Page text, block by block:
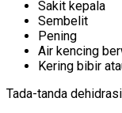
Sakit kepala
Sembelit
Pening
Air kencing
Kering bibir
Tada-tanda